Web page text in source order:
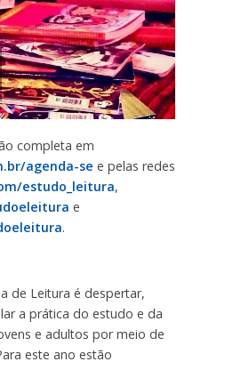
completa em
agenda-se e pelas redes
estudo_leitura,
e
.
de Leitura é despertar,
a prática do estudo e da
e adultos por meio de
este ano estão